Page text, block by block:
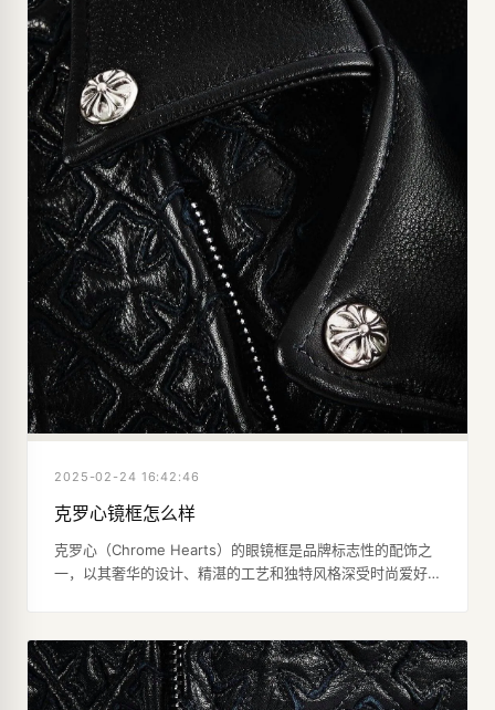
2025-02-24 16:42:46
克罗心镜框怎么样
克罗心（Chrome Hearts）的眼镜框是品牌标志性的配饰之
一，以其奢华的设计、精湛的工艺和独特风格深受时尚爱好